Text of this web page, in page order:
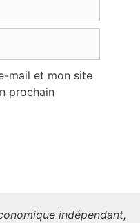
mail et mon site
prochain
indépendant,